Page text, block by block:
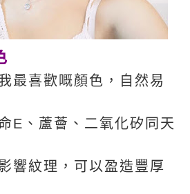
最喜歡嘅顏色，自然易
E、蘆薈、二氧化矽同天
響紋理，可以盈造豐厚